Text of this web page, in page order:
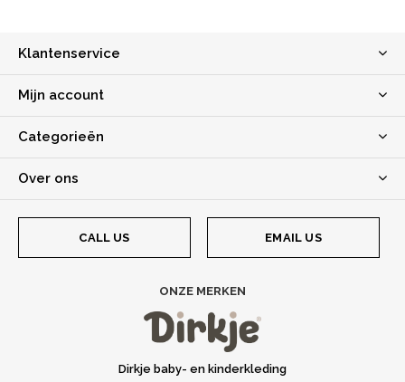
Klantenservice
Mijn account
Categorieën
Over ons
CALL US EMAIL US
ONZE MERKEN
Dirkje baby- en kinderkleding